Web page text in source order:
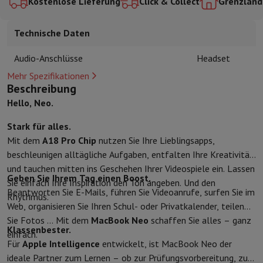
Kuechenzubehoer Manik und KüchenhandschuheThermometer
GebaeckutensilienMuscheln
GetränkezubehörKaffee & Tee
Karaffen & Becher
TischdekorationTischset
AufbewahrenBrotkästen
Pflege & Gesundheit
HaarpflegeHaarglätter
BeautyGesichtspflegeSpiegelBeauty-Accessoires
RasurHaarschneidemaschineElektrischer RasiererBodygrooming
HaarentfernungLadyshaveEpiliergerät Epilierer von gepulstem
MassageMassage der FüßeMassage des RückensNacken- und
WellnessPersonenwaageBlutdruckmessgerätKreislaufstimulator
Telefonie & Navigation
SmartphonesAlle Smartphones
Generalüberholte SmartphonesGeneralüberholte Smartphones
Verbundene UhrenSmartwatchApple WatchSamsung Galaxy
Technische Daten
Audio-Anschlüsse
Headset
Mehr Spezifikationen
Beschreibung
Hello, Neo.
Stark für alles.
Mit dem A18 Pro Chip nutzen Sie Ihre Lieblingsapps,
beschleunigen alltägliche Aufgaben, entfalten Ihre Kreativität
und tauchen mitten ins Geschehen Ihrer Videospiele ein. Lassen
Sie einfach Ihre Inspiration den Ton angeben. Und den
Rhythmus.
Geben Sie Ihrem Tag einen Boost.
Beantworten Sie E-Mails, führen Sie Videoanrufe, surfen Sie im
Web, organisieren Sie Ihren Schul- oder Privatkalender, teilen
Sie Fotos … Mit dem MacBook Neo schaffen Sie alles – ganz
einfach.
Klassenbester.
Für Apple Intelligence entwickelt, ist MacBook Neo der
ideale Partner zum Lernen – ob zur Prüfungsvorbereitung, zum